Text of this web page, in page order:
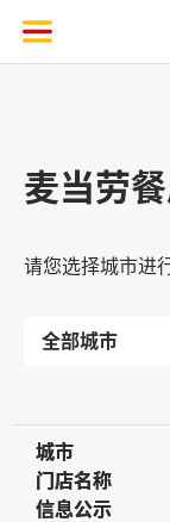
麦当劳
请您选择城市进
城市
城市
门店名称
门店名称
信息公示
信息公示